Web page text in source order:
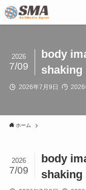
body
shaking
2026
7/09
2026年7月9日 2026
ホーム
body
shaking
2026
7/09